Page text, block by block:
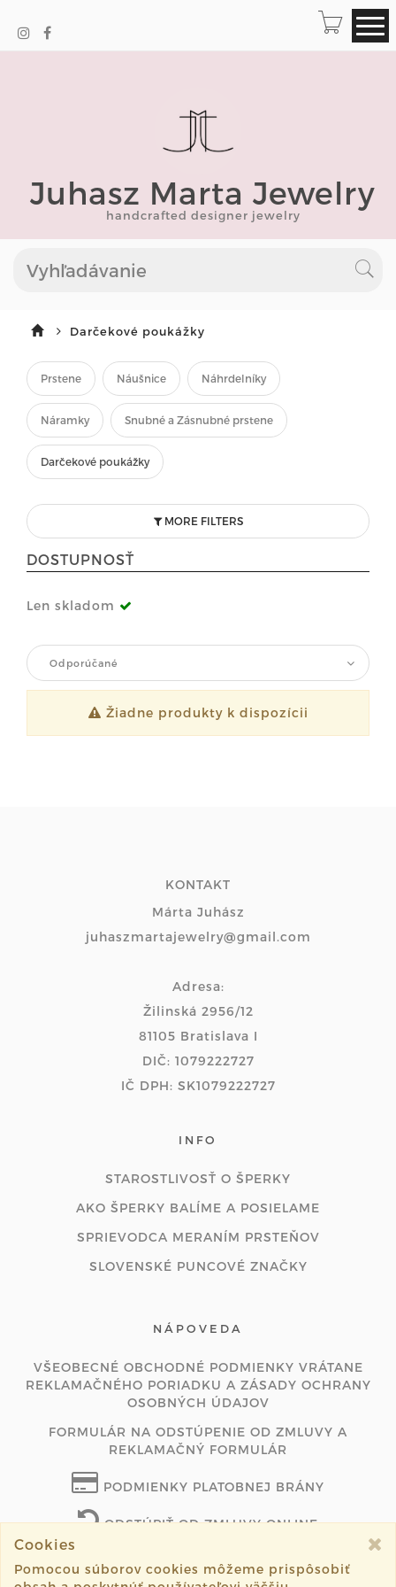
Juhasz Marta Jewelry
handcrafted designer jewelry
Darčekové poukážky
Prstene Náušnice Náhrdelníky
Náramky Snubné a Zásnubné prstene
Darčekové poukážky
MORE FILTERS
DOSTUPNOSŤ
Len skladom
Odporúčané
Žiadne produkty k dispozícii
KONTAKT
Márta Juhász
juhaszmartajewelry@gmail.com
Adresa:
Žilinská 2956/12
81105 Bratislava I
DIČ: 1079222727
IČ DPH: SK1079222727
INFO
STAROSTLIVOSŤ O ŠPERKY
AKO ŠPERKY BALÍME A POSIELAME
SPRIEVODCA MERANÍM PRSTEŇOV
SLOVENSKÉ PUNCOVÉ ZNAČKY
NÁPOVEDA
VŠEOBECNÉ OBCHODNÉ PODMIENKY VRÁTANE
REKLAMAČNÉHO PORIADKU A ZÁSADY OCHRANY
OSOBNÝCH ÚDAJOV
FORMULÁR NA ODSTÚPENIE OD ZMLUVY A
REKLAMAČNÝ FORMULÁR
PODMIENKY PLATOBNEJ BRÁNY
ODSTÚPIŤ OD ZMLUVY ONLINE
Cookies
Pomocou súborov cookies môžeme prispôsobiť